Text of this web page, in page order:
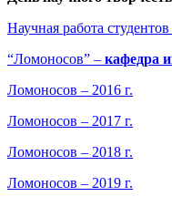
Научная работа
“Ломоносов” – кафедра
Ломоносов – 2016 г.
Ломоносов – 2017 г.
Ломоносов – 2018 г.
Ломоносов – 2019 г.